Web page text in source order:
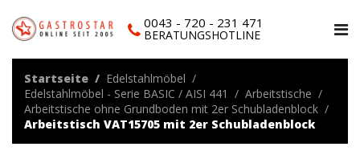
0043 - 720 - 231 471
BERATUNGSHOTLINE
Startseite
Edelstahlmöbel
Edelstahlmöbel - Serie BASIC / AISI 441
Arbeitstische
Arbeitstische ohne Grundboden mit 2er Schubladenblock
Arbeitstisch VAT15705 mit 2er Schubladenblock